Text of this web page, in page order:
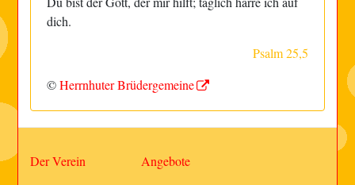
dich.
Psalm 25,5
©Herrnhuter Brüdergemeine
Der Verein Angebote